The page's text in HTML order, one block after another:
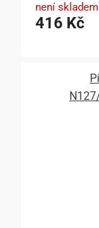
není skladem
416 Kč